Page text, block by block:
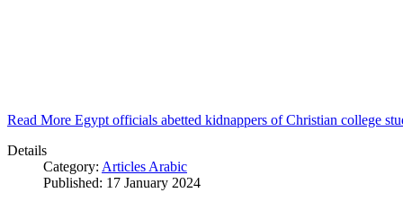
Read More Egypt officials abetted kidnappers of Christian college
Details
Category: Articles Arabic
Published: 17 January 2024